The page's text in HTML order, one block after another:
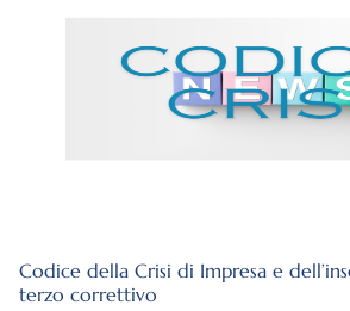
Codice della Crisi di Impresa e
terzo correttivo